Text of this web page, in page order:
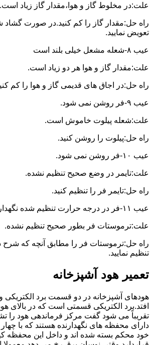
علت:در مخلوط گاز و هوا،مقدار گاز زیاد است.
راه حل:مقدار گاز را کم کنید.در صورت گشاد
تعویض نمایید.
عیب ۸-شعله مشعل خیلی بلند است
علت:مقدار گاز و هوا هر دو زیاد است.
راه حل:در اجاق های قدیمی گاز و هوا را کم
عیب ۹-فر روشن نمی شود.
علت:شعله پیلوت خاموش است.
راه حل:پیلوت را روشن کنید.
عیب ۱۰-فر روشن نمی شود.
علت:تایمر در وضع صحیح تنظیم نشده.
راه حل:تایمر فر را تنظیم کنید.
عیب ۱۱-فر در درجه حرارت تنظیم شده نگهداری نمی شود.
علت:ترموستات فر بطور صحیح تنظیم نشده.
راه حل:ترموستات فر را مطابق آنچه که شرح
تنظیم نمایید.
تعمیر هود آشپزخانه
هودهای آشپزخانه در دو قسمت برد الکتریکی
افتد.برد الکتریکی قسمتی است که در بالای
تقریباً می شود گفت مرکز فرماندهی هود را
دارای محفظه های نگهدارنده هستند که با
خود محکم بسته شده اند و داخل این محفظه